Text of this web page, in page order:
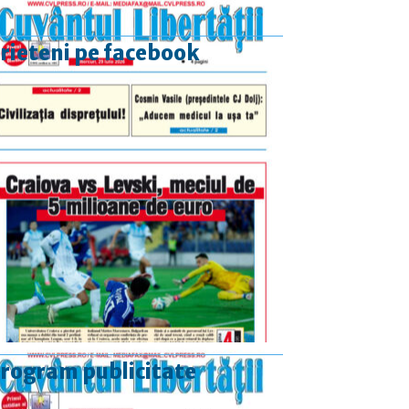
pe facebook
publicitate